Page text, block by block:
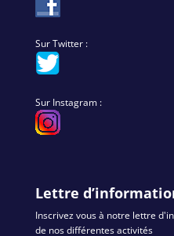
Sur Twitter :
Sur Instagram :
Lettre
Inscrivez vous à notre lettre
de nos différentes activités